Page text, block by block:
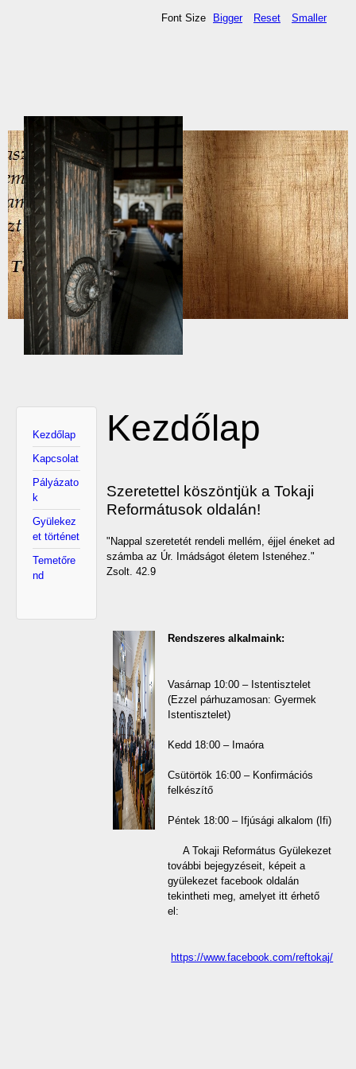
Font Size Bigger Reset Smaller
Kezdőlap
Kapcsolat
Pályázato
k
Gyülekez
et történet
Temetőre
nd
Kezdőlap
Szeretettel köszöntjük a Tokaji
Reformátusok oldalán!
"Nappal szeretetét rendeli mellém, éjjel éneket ad
számba az Úr. Imádságot életem Istenéhez."
Zsolt. 42.9
Rendszeres alkalmaink:
Vasárnap 10:00 – Istentisztelet
(Ezzel párhuzamosan: Gyermek
Istentisztelet)
Kedd 18:00 – Imaóra
Csütörtök 16:00 – Konfirmációs
felkészítő
Péntek 18:00 – Ifjúsági alkalom (Ifi)
A Tokaji Református Gyülekezet
további bejegyzéseit, képeit a
gyülekezet facebook oldalán
tekintheti meg, amelyet itt érhető
el:
https://www.facebook.com/reftokaj/